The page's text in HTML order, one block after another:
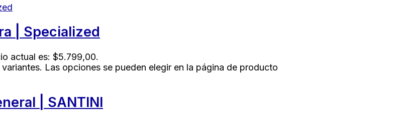
| Specialized
actual es: $5.799,00.
Las opciones se pueden elegir en la página de producto
| SANTINI